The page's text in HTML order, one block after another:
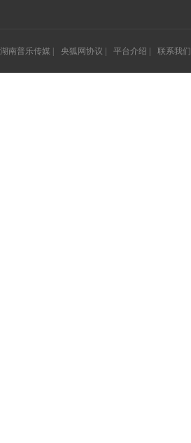
湖南普乐传媒 | 央狐网协议 | 平台介绍 | 联系我们